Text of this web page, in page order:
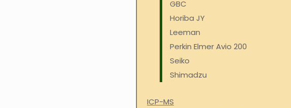
GBC
Horiba JY
Leeman
Perkin Elmer Avio 200
Seiko
Shimadzu
ICP-MS